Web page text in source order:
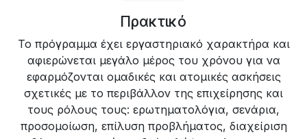
Πρακτικό
Το πρόγραμμα έχει εργαστηριακό χαρακτήρα και
αφιερώνεται μεγάλο μέρος του χρόνου για να
εφαρμόζονται ομαδικές και ατομικές ασκήσεις
σχετικές με το περιβάλλον της επιχείρησης και
τους ρόλους τους: ερωτηματολόγια, σενάρια,
προσομοίωση, επίλυση προβλήματος, διαχείριση